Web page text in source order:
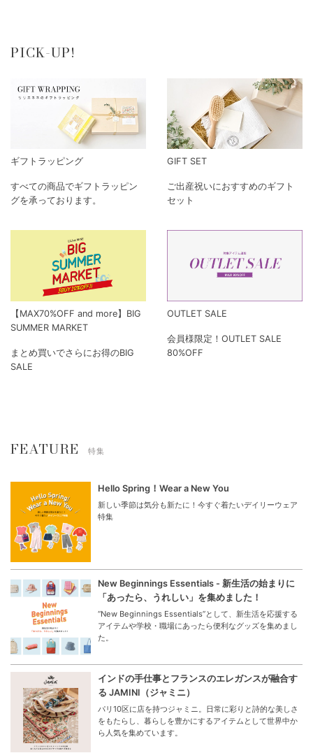
PICK-UP!
ギフトラッピング
すべての商品でギフトラッピン
グを承っております。
GIFT SET
ご出産祝いにおすすめのギフト
セット
【MAX70%OFF and more】BIG
SUMMER MARKET
まとめ買いでさらにお得のBIG
SALE
OUTLET SALE
会員様限定！OUTLET SALE
80%OFF
FEATURE 特集
Hello Spring！Wear a New You
新しい季節は気分も新たに！今すぐ着たいデイリーウェア
特集
New Beginnings Essentials - 新生活の始まりに
「あったら、うれしい」を集めました！
“New Beginnings Essentials”として、新生活を応援する
アイテムや学校・職場にあったら便利なグッズを集めまし
た。
インドの手仕事とフランスのエレガンスが融合す
る JAMINI（ジャミニ）
パリ10区に店を持つジャミニ。日常に彩りと詩的な美しさ
をもたらし、暮らしを豊かにするアイテムとして世界中か
ら人気を集めています。